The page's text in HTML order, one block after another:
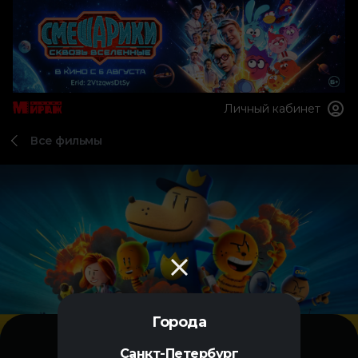
Города
Санкт-Петербург
Личный кабинет
Все фильмы